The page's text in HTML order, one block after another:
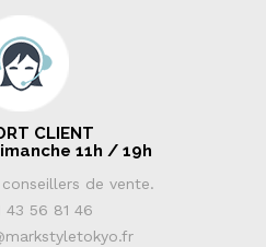
CLIENT
11h / 19h
de vente.
43 56 81 46